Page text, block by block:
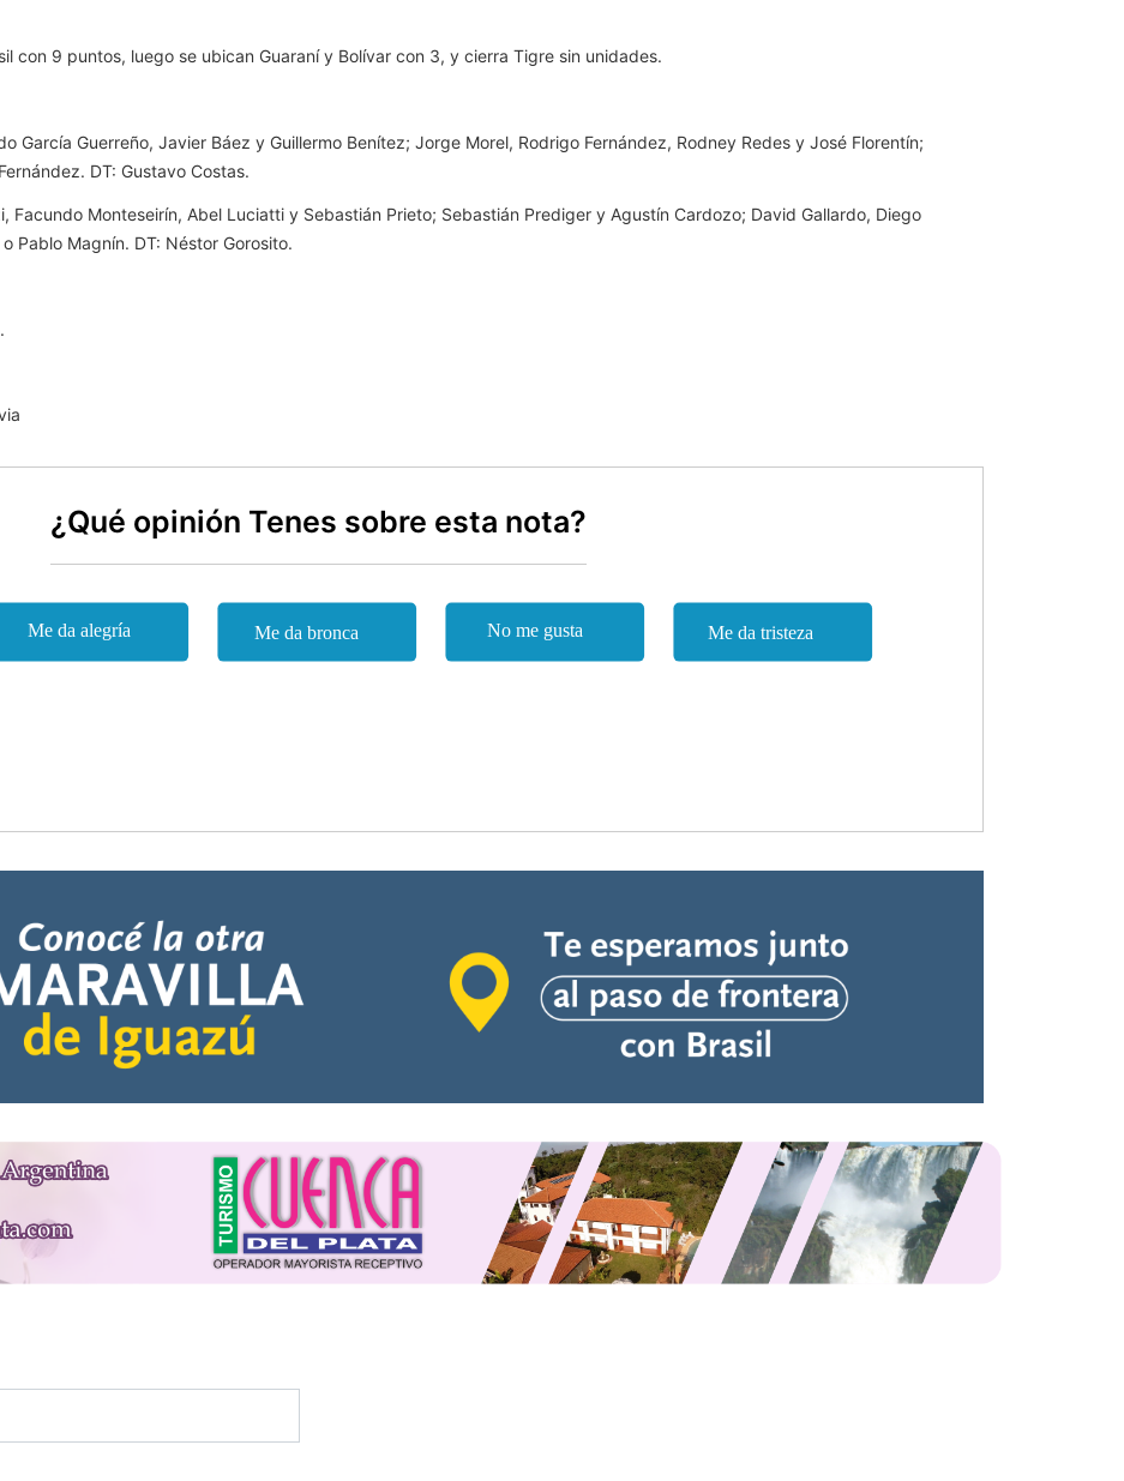
con 9 puntos, luego se ubican Guaraní y Bolívar con 3, y cierra Tigre sin unidades.
García Guerreño, Javier Báez y Guillermo Benítez; Jorge Morel, Rodrigo Fernández, Rodney Redes y José Florentín;
DT: Gustavo Costas.
Facundo Monteseirín, Abel Luciatti y Sebastián Prieto; Sebastián Prediger y Agustín Cardozo; David Gallardo, Diego
Pablo Magnín. DT: Néstor Gorosito.
¿Qué opinión Tenes sobre esta nota?